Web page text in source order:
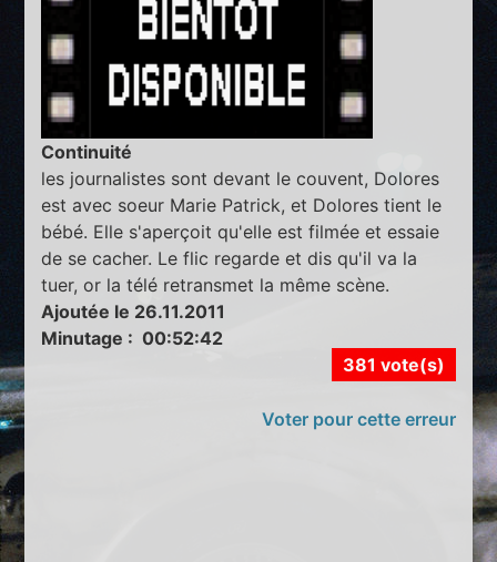
Continuité
les journalistes sont devant le couvent, Dolores
est avec soeur Marie Patrick, et Dolores tient le
bébé. Elle s'aperçoit qu'elle est filmée et essaie
de se cacher. Le flic regarde et dis qu'il va la
tuer, or la télé retransmet la même scène.
Ajoutée le 26.11.2011
Minutage : 00:52:42
381 vote(s)
Voter pour cette erreur